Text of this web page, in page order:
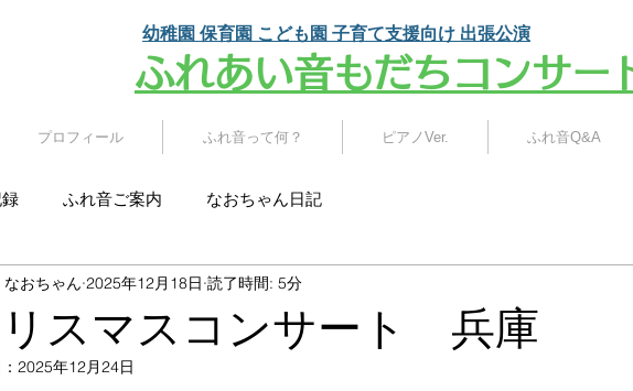
幼稚園 保育園 こども園 子育て支援向け 出張公演
ふれあい音もだちコンサー
プロフィール ふれ音って何？ ピアノVer. ふれ音Q&A
ふれ音ご案内 なおちゃん日記
スマスコンサート 兵庫
なおちゃん 2025年12月18日 読了時間: 5分
2025年12月24日